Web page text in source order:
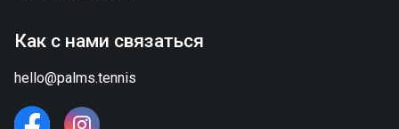
Как с нами связаться
hello@palms.tennis